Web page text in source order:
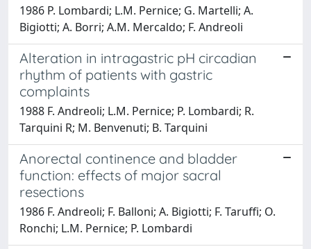
1986 P. Lombardi; L.M. Pernice; G. Martelli; A.
Bigiotti; A. Borri; A.M. Mercaldo; F. Andreoli
Alteration in intragastric pH circadian
rhythm of patients with gastric
complaints
1988 F. Andreoli; L.M. Pernice; P. Lombardi; R.
Tarquini R; M. Benvenuti; B. Tarquini
Anorectal continence and bladder
function: effects of major sacral
resections
1986 F. Andreoli; F. Balloni; A. Bigiotti; F. Taruffi; O.
Ronchi; L.M. Pernice; P. Lombardi